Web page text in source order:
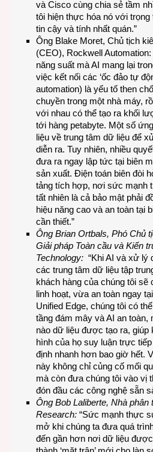
và Cisco cùng chia sẻ tầm
tôi hiện thực hóa nó với
tin cậy và tính nhất quán.”
Ông Blake Moret, Chủ tịch
(CEO), Rockwell
năng suất mà AI mang lại
việc kết nối các ‘ốc đảo tự
automation) là yếu tố then
chuyền trong một nhà máy,
với nhau có thể tạo ra khối
tới hàng petabyte. Một số
liệu về trung tâm dữ liệu để
diễn ra. Tuy nhiên, nhiều
đưa ra ngay lập tức tại biên
sản xuất. Điện toán biên đòi
tảng tích hợp, nơi sức mạnh
tất nhiên là cả bảo mật phải
hiệu năng cao và an toàn tại
cần thiết.”
Ông Brian Ortbals, Phó Chủ
Giải pháp Toàn cầu và Kiến
Technology: “Khi AI và xử lý
các trung tâm dữ liệu tập
khách hàng của chúng tôi sẽ
linh hoạt, vừa an toàn ngay
Unified Edge, chúng tôi có
tầng đám mây và AI an
nào dữ liệu được tạo ra, giúp
hình của họ suy luận trực
định nhanh hơn bao giờ hết.
này không chỉ củng cố mối
mà còn đưa chúng tôi vào vị
đón đầu các công nghệ sẵn
Ông Bob Laliberte, Nhà
Research: “Sức mạnh thực
mở khi chúng ta đưa quá
đến gần hơn nơi dữ liệu